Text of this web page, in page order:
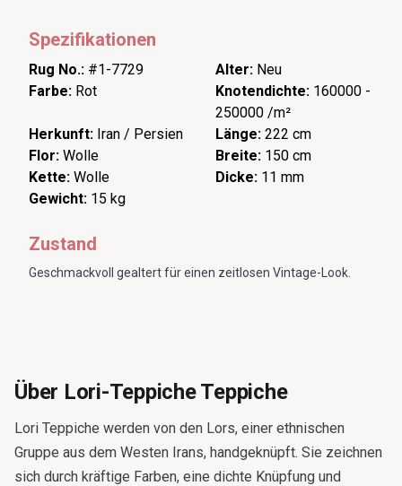
Spezifikationen
Rug No.: #1-7729 Alter: Neu
Farbe: Rot Knotendichte: 160000 -
250000 /m²
Herkunft: Iran / Persien Länge: 222 cm
Flor: Wolle Breite: 150 cm
Kette: Wolle Dicke: 11 mm
Gewicht: 15 kg
Zustand
Geschmackvoll gealtert für einen zeitlosen Vintage-Look.
Über Lori-Teppiche Teppiche
Lori Teppiche werden von den Lors, einer ethnischen
Gruppe aus dem Westen Irans, handgeknüpft. Sie zeichnen
sich durch kräftige Farben, eine dichte Knüpfung und